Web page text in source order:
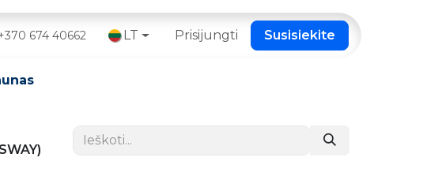
674 40662 LT Prisijungti Susisiekite